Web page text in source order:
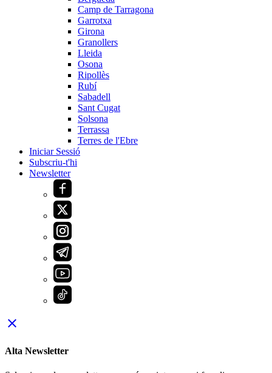
Camp de Tarragona
Garrotxa
Girona
Granollers
Lleida
Osona
Ripollès
Rubí
Sabadell
Sant Cugat
Solsona
Terrassa
Terres de l'Ebre
Iniciar Sessió
Subscriu-t'hi
Newsletter
close
Alta Newsletter